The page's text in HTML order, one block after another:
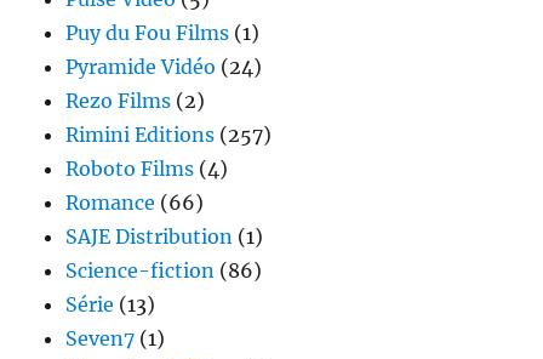
Puy du Fou Films (1)
Pyramide Vidéo (24)
Rezo Films (2)
Rimini Editions (257)
Roboto Films (4)
Romance (66)
SAJE Distribution (1)
Science-fiction (86)
Série (13)
Seven7 (1)